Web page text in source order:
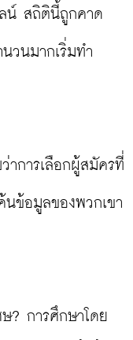
ลน์ สถิตินี้ถูกคาด
วนมากเริ่มทำ
าการเลือกผู้สมัครที่
นข้อมูลของพวกเขา